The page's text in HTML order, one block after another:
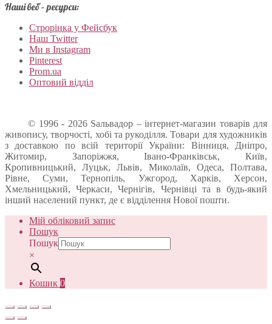
Наші веб – ресурси:
Строрінка у Фейсбук
Наш Twitter
Ми в Instagram
Pinterest
Prom.ua
Оптовий відділ
© 1996 - 2026 Sальвадор – інтернет-магазин товарів для
живопису, творчості, хобі та рукоділля. Товари для художників
з доставкою по всій території України: Вінниця, Дніпро,
Житомир, Запоріжжя, Івано-Франківськ, Київ,
Кропивницький, Луцьк, Львів, Миколаїв, Одеса, Полтава,
Рівне, Суми, Тернопіль, Ужгород, Харків, Херсон,
Хмельницький, Черкаси, Чернігів, Чернівці та в будь-який
інший населений пункт, де є відділення Нової пошти.
Мій обліковий запис
Пошук
Пошук
×
Кошик 0